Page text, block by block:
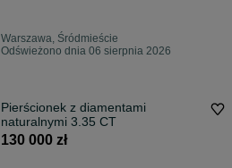
Warszawa, Śródmieście
Odświeżono dnia 06 sierpnia 2026
Pierścionek z diamentami
naturalnymi 3.35 CT
130 000 zł